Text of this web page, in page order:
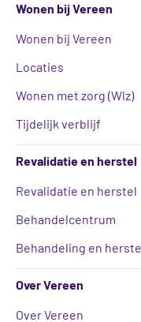
Wonen bij Vereen
Wonen bij Vereen
Locaties
Wonen met zorg (Wlz)
Tijdelijk verblijf
Revalidatie en herstel
Revalidatie en herstel
Behandelcentrum
Behandeling en
Over Vereen
Over Vereen